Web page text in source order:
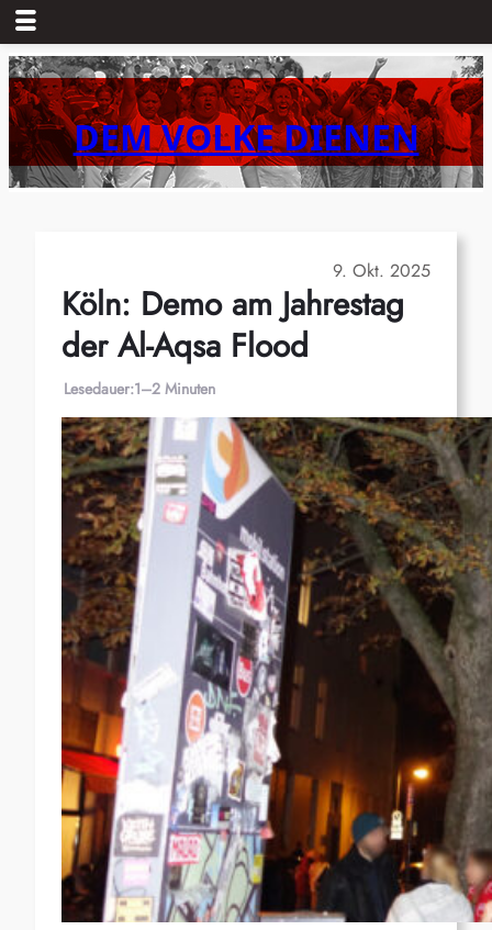
Zum
Inhalt
springenDEM VOLKE DIENEN
9. Okt. 2025
Köln: Demo am Jahrestag
der Al-Aqsa Flood
Lesedauer:1–2 Minuten